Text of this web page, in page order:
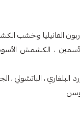
الفانيليا وخشب
، الكشمش
البلغاري ، الباتشولي ،